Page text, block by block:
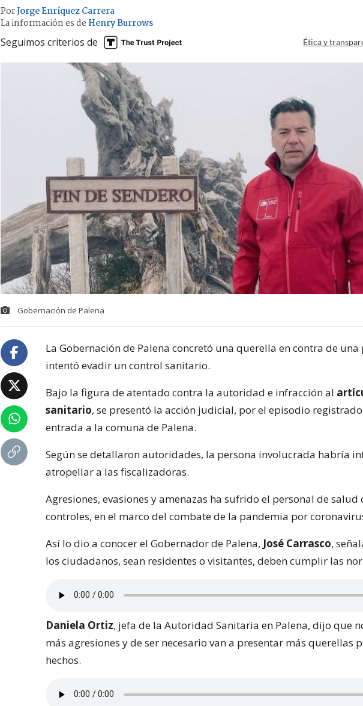
PorJorge Enríquez Carrera
La información es deHenry Burrows
Seguimos criterios de Ética y
Gobernación de Palena
La Gobernación de Palena concretó una querella en contra de
intentó evadir un control sanitario.
Bajo la figura de atentado contra la autoridad e infracción al
sanitario, se presentó la acción judicial, por el episodio
entrada a la comuna de Palena.
Según se detallaron autoridades, la persona involucrada habría
atropellar a las fiscalizadoras.
Agresiones, evasiones y amenazas ha sufrido el personal de salud
controles, en el marco del combate de la pandemia por
Así lo dio a conocer el Gobernador de Palena, José Carrasco,
los ciudadanos, sean residentes o visitantes, deben cumplir las
Daniela Ortiz, jefa de la Autoridad Sanitaria en Palena, dijo que
más agresiones y de ser necesario van a presentar más querellas
hechos.